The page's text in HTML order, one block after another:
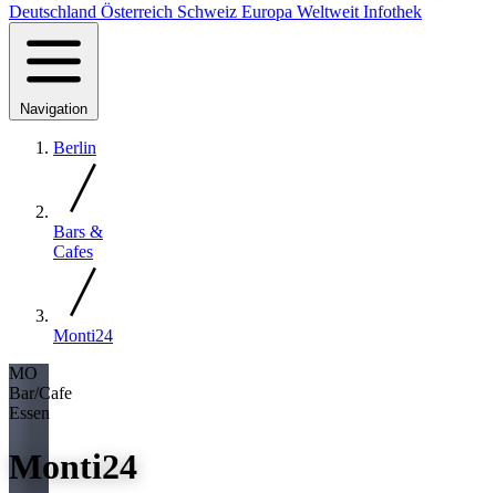
Deutschland Österreich Schweiz Europa Weltweit Infothek
Navigation
Berlin
Bars &
Cafes
Monti24
MO
Bar/Cafe
Essen
Monti24